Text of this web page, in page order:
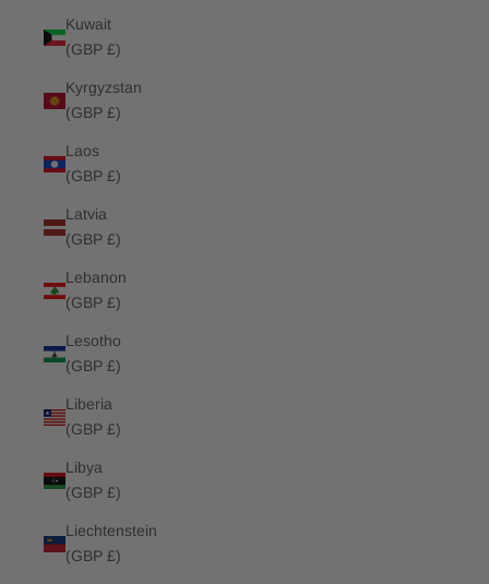
Kuwait
(GBP £)
Kyrgyzstan
(GBP £)
Laos
(GBP £)
Latvia
(GBP £)
Lebanon
(GBP £)
Lesotho
(GBP £)
Liberia
(GBP £)
Libya
(GBP £)
Liechtenstein
(GBP £)